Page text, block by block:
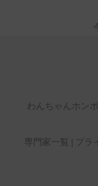
わんちゃんホン
専門家一覧
プ